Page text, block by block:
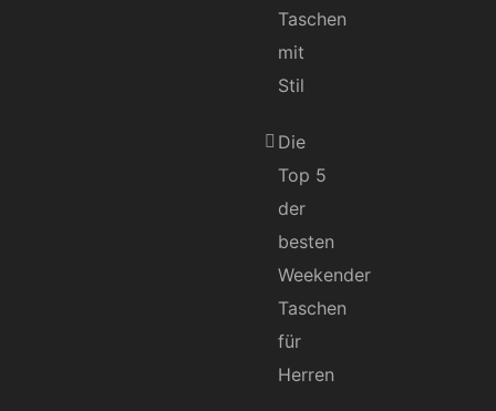
Taschen
mit
Stil
Die
Top 5
der
besten
Weekender
Taschen
für
Herren